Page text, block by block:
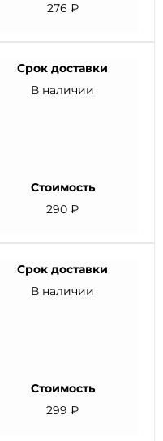
276 ₽
Срок доставки
В наличии
Стоимость
290 ₽
Срок доставки
В наличии
Стоимость
299 ₽